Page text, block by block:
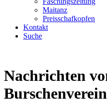
Maitanz
Preisschafkopfen
Kontakt
Suche
Nachrichten